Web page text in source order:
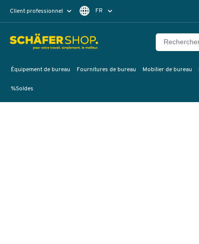
Client professionnel FR
EN
Équipement de bureau Fournitures de bureau Mobilier de bureau
%Soldes